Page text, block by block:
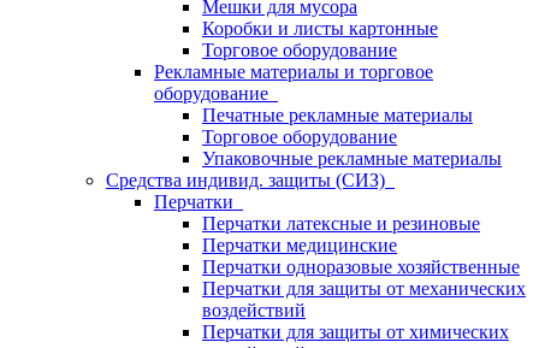
Мешки для мусора
Коробки и листы картонные
Торговое оборудование
Рекламные материалы и торговое
оборудование
Печатные рекламные материалы
Торговое оборудование
Упаковочные рекламные материалы
Средства индивид. защиты (СИЗ)
Перчатки
Перчатки латексные и резиновые
Перчатки медицинские
Перчатки одноразовые хозяйственные
Перчатки для защиты от механических
воздействий
Перчатки для защиты от химических